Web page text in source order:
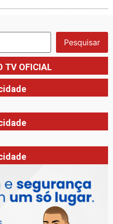
Pesquisar
TV OFICIAL